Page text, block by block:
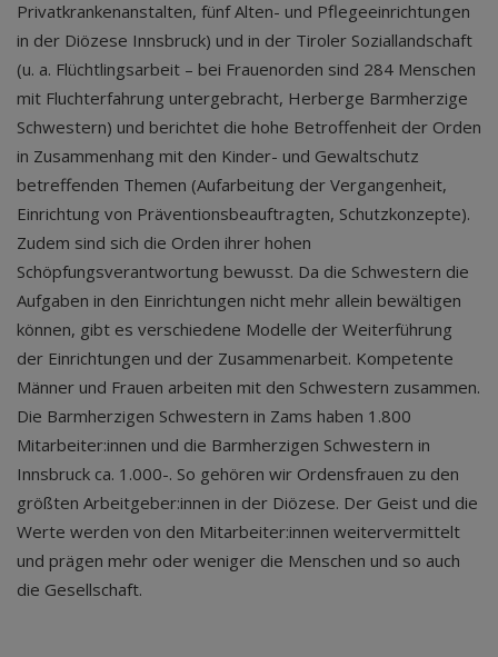
Privatkrankenanstalten, fünf Alten- und Pflegeeinrichtungen
in der Diözese Innsbruck) und in der Tiroler Soziallandschaft
(u. a. Flüchtlingsarbeit – bei Frauenorden sind 284 Menschen
mit Fluchterfahrung untergebracht, Herberge Barmherzige
Schwestern) und berichtet die hohe Betroffenheit der Orden
in Zusammenhang mit den Kinder- und Gewaltschutz
betreffenden Themen (Aufarbeitung der Vergangenheit,
Einrichtung von Präventionsbeauftragten, Schutzkonzepte).
Zudem sind sich die Orden ihrer hohen
Schöpfungsverantwortung bewusst. Da die Schwestern die
Aufgaben in den Einrichtungen nicht mehr allein bewältigen
können, gibt es verschiedene Modelle der Weiterführung
der Einrichtungen und der Zusammenarbeit. Kompetente
Männer und Frauen arbeiten mit den Schwestern zusammen.
Die Barmherzigen Schwestern in Zams haben 1.800
Mitarbeiter:innen und die Barmherzigen Schwestern in
Innsbruck ca. 1.000-. So gehören wir Ordensfrauen zu den
größten Arbeitgeber:innen in der Diözese. Der Geist und die
Werte werden von den Mitarbeiter:innen weitervermittelt
und prägen mehr oder weniger die Menschen und so auch
die Gesellschaft.